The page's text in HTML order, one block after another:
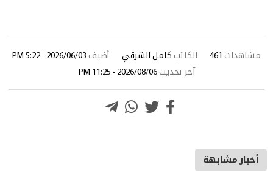
مشاهدات 461 الكاتب كامل الشرقي أضيف 2026/06/03 - 5:22 PM
آخر تحديث 2026/08/06 - 11:25 PM
أخبار مشابهة